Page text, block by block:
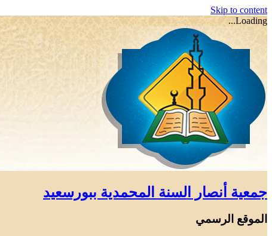
Skip to content
Loading...
جمعية أنصار السنة المحمدية ببورسعيد
الموقع الرسمي